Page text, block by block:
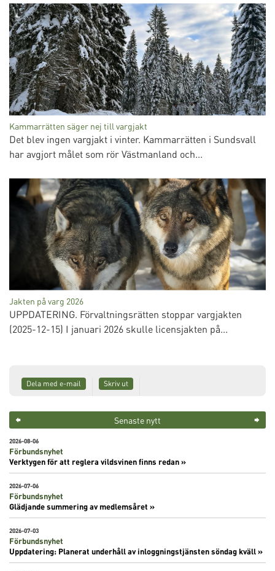
Kammarrätten säger nej till vargjakt
Det blev ingen vargjakt i vinter. Kammarrätten i Sundsvall
har avgjort målet som rör Västmanland och...
Jakten på varg 2026
UPPDATERING. Förvaltningsrätten stoppar vargjakten
(2025-12-15) I januari 2026 skulle licensjakten på...
Dela med e-mail Skriv ut
Senaste nytt
2026-08-06
Förbundsnyhet
Verktygen för att reglera vildsvinen finns redan »
2026-07-06
Förbundsnyhet
Glädjande summering av medlemsåret »
2026-07-03
Förbundsnyhet
Uppdatering: Planerat underhåll av inloggningstjänsten söndag kväll »